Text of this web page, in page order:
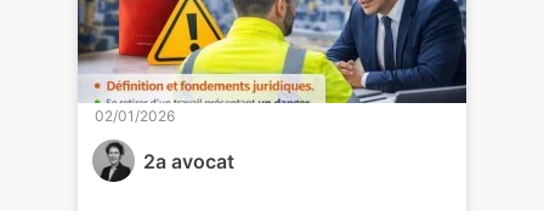
2a avocat
02/01/2026